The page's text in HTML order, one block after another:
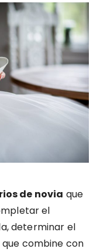
de novia que
el
determinar el
que combine con